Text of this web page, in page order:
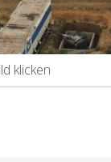
klicken